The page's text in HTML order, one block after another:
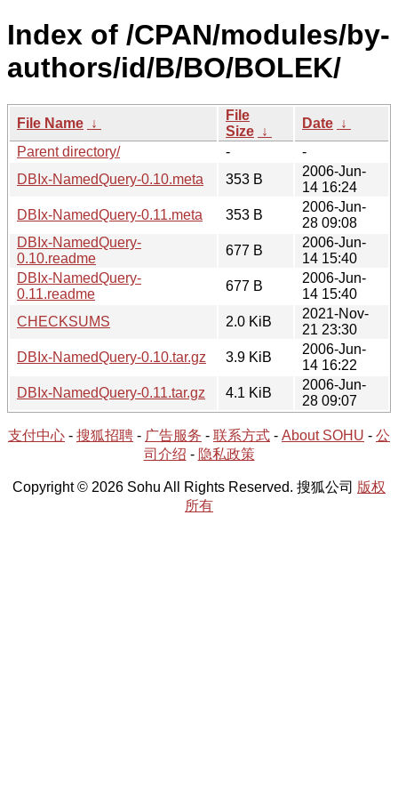
Index of /CPAN/modules/by-
authors/id/B/BO/BOLEK/
File Name ↓
File
Size ↓
Date ↓
Parent directory/
-
-
DBIx-NamedQuery-0.10.meta
353 B
2006-Jun-
14 16:24
DBIx-NamedQuery-0.11.meta
353 B
2006-Jun-
28 09:08
DBIx-NamedQuery-
0.10.readme
677 B
2006-Jun-
14 15:40
DBIx-NamedQuery-
0.11.readme
677 B
2006-Jun-
14 15:40
CHECKSUMS
2.0 KiB
2021-Nov-
21 23:30
DBIx-NamedQuery-0.10.tar.gz
3.9 KiB
2006-Jun-
14 16:22
DBIx-NamedQuery-0.11.tar.gz
4.1 KiB
2006-Jun-
28 09:07
支付中心 - 搜狐招聘 - 广告服务 - 联系方式 - About SOHU - 公
司介绍 - 隐私政策
Copyright © 2026 Sohu All Rights Reserved. 搜狐公司 版权
所有